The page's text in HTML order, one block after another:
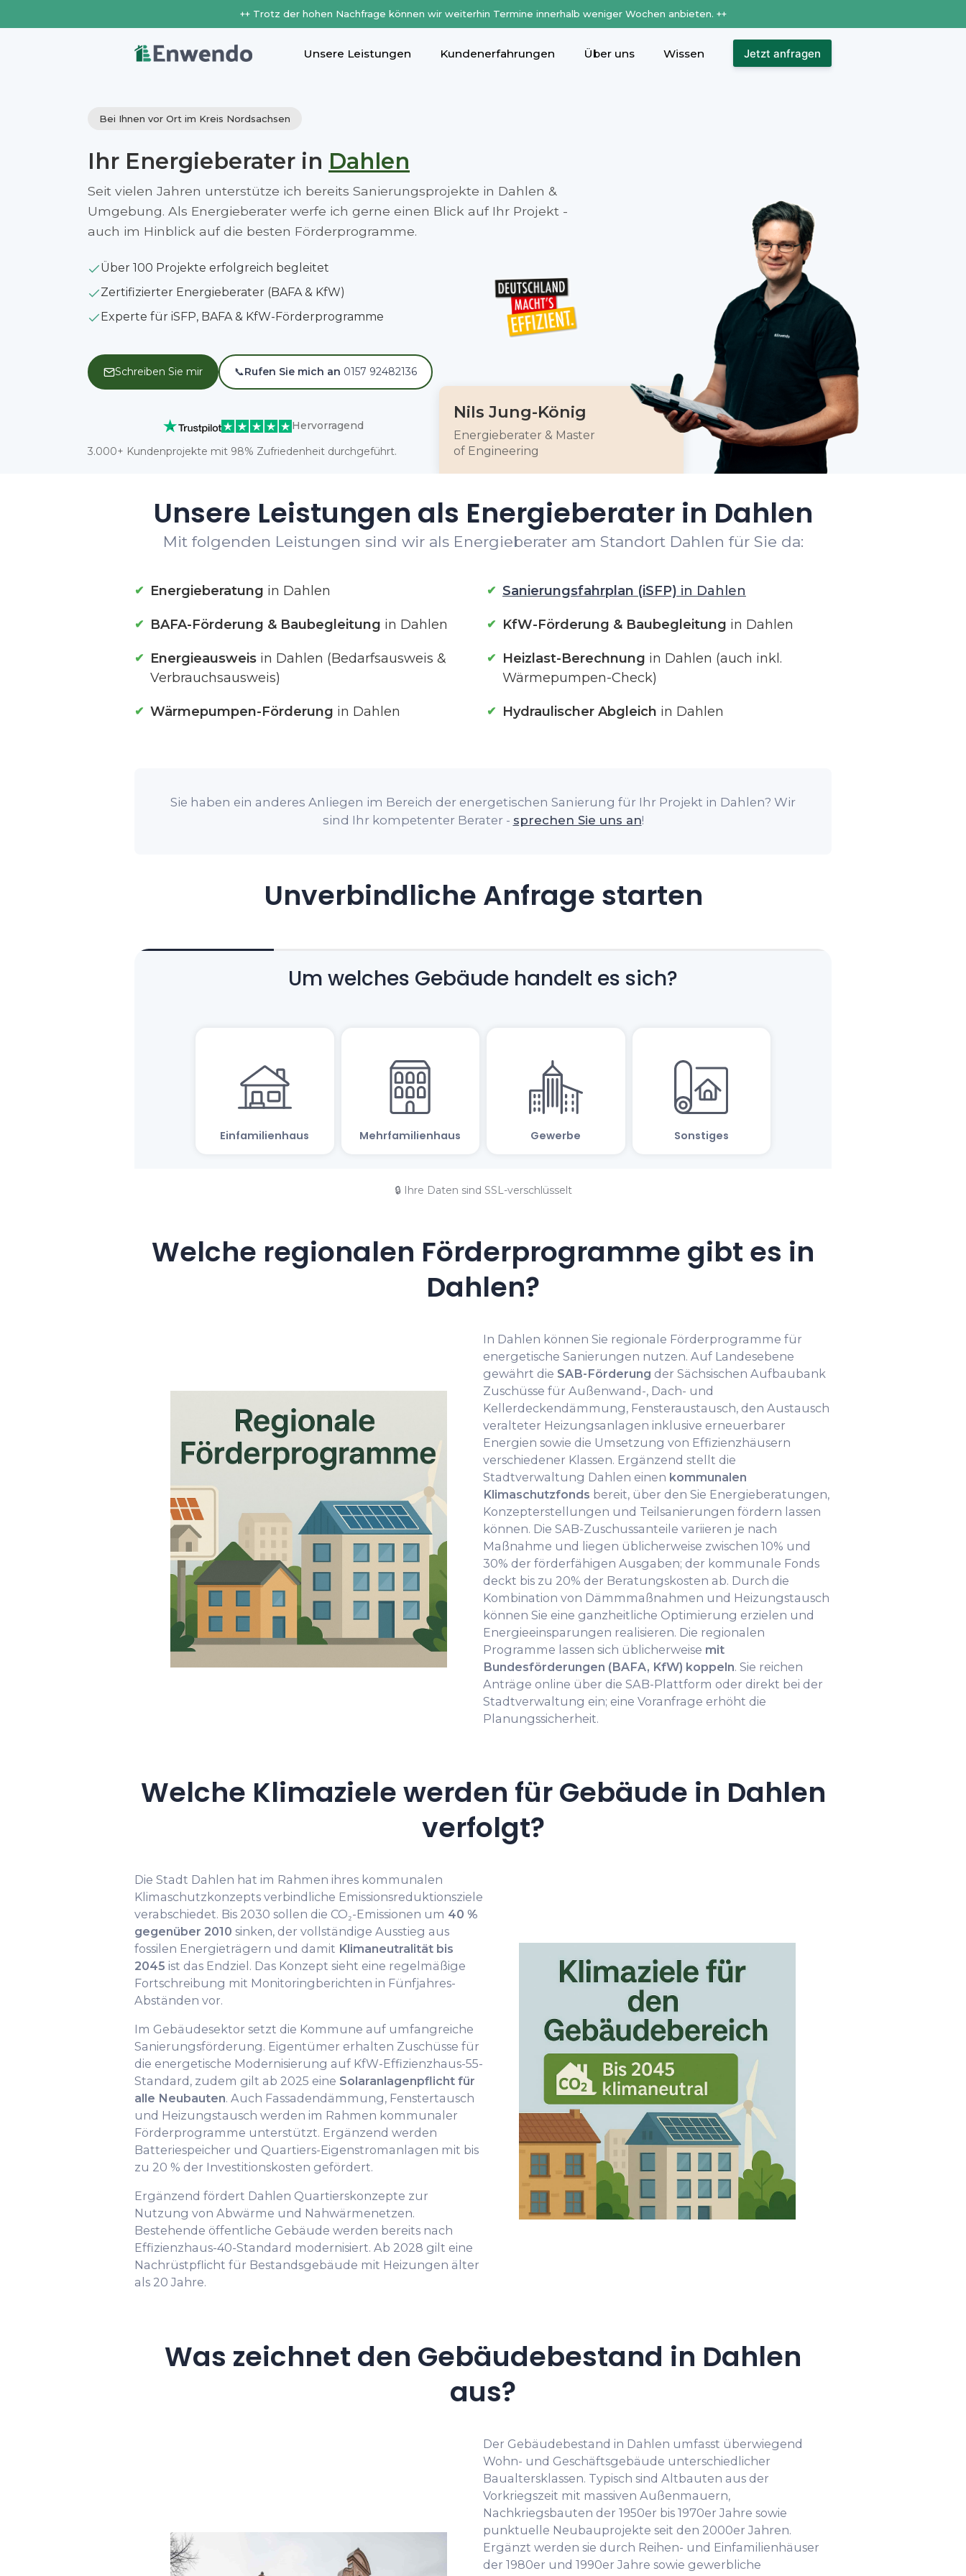
++ Trotz der hohen Nachfrage können wir weiterhin Termine innerhalb weniger Wochen anbieten. ++
Unsere Leistungen Kundenerfahrungen Über uns Wissen Jetzt anfragen
Bei Ihnen vor Ort im Kreis Nordsachsen
Ihr Energieberater in Dahlen
Seit vielen Jahren unterstütze ich bereits Sanierungsprojekte in Dahlen &
Umgebung. Als Energieberater werfe ich gerne einen Blick auf Ihr Projekt -
auch im Hinblick auf die besten Förderprogramme.
Über 100 Projekte erfolgreich begleitet
Zertifizierter Energieberater (BAFA & KfW)
Experte für iSFP, BAFA & KfW-Förderprogramme
Schreiben Sie mir 📞Rufen Sie mich an 0157 92482136
Hervorragend
3.000+ Kundenprojekte mit 98% Zufriedenheit durchgeführt.
Nils Jung-König
Energieberater & Master
of Engineering
Unsere Leistungen als Energieberater in Dahlen
Mit folgenden Leistungen sind wir als Energieberater am Standort Dahlen für Sie da:
Energieberatung in Dahlen Sanierungsfahrplan (iSFP) in Dahlen
BAFA-Förderung & Baubegleitung in Dahlen KfW-Förderung & Baubegleitung in Dahlen
Energieausweis in Dahlen (Bedarfsausweis &
Verbrauchsausweis)
Heizlast-Berechnung in Dahlen (auch inkl.
Wärmepumpen-Check)
Wärmepumpen-Förderung in Dahlen Hydraulischer Abgleich in Dahlen
Sie haben ein anderes Anliegen im Bereich der energetischen Sanierung für Ihr Projekt in Dahlen? Wir
sind Ihr kompetenter Berater - sprechen Sie uns an!
Unverbindliche Anfrage starten
🔒 Ihre Daten sind SSL-verschlüsselt
Welche regionalen Förderprogramme gibt es in
Dahlen?
In Dahlen können Sie regionale Förderprogramme für
energetische Sanierungen nutzen. Auf Landesebene
gewährt die SAB-Förderung der Sächsischen Aufbaubank
Zuschüsse für Außenwand-, Dach- und
Kellerdeckendämmung, Fensteraustausch, den Austausch
veralteter Heizungsanlagen inklusive erneuerbarer
Energien sowie die Umsetzung von Effizienzhäusern
verschiedener Klassen. Ergänzend stellt die
Stadtverwaltung Dahlen einen kommunalen
Klimaschutzfonds bereit, über den Sie Energieberatungen,
Konzepterstellungen und Teilsanierungen fördern lassen
können. Die SAB-Zuschussanteile variieren je nach
Maßnahme und liegen üblicherweise zwischen 10% und
30% der förderfähigen Ausgaben; der kommunale Fonds
deckt bis zu 20% der Beratungskosten ab. Durch die
Kombination von Dämmmaßnahmen und Heizungstausch
können Sie eine ganzheitliche Optimierung erzielen und
Energieeinsparungen realisieren. Die regionalen
Programme lassen sich üblicherweise mit
Bundesförderungen (BAFA, KfW) koppeln. Sie reichen
Anträge online über die SAB-Plattform oder direkt bei der
Stadtverwaltung ein; eine Voranfrage erhöht die
Planungssicherheit.
Welche Klimaziele werden für Gebäude in Dahlen
verfolgt?
Die Stadt Dahlen hat im Rahmen ihres kommunalen
Klimaschutzkonzepts verbindliche Emissionsreduktionsziele
verabschiedet. Bis 2030 sollen die CO₂-Emissionen um 40 %
gegenüber 2010 sinken, der vollständige Ausstieg aus
fossilen Energieträgern und damit Klimaneutralität bis
2045 ist das Endziel. Das Konzept sieht eine regelmäßige
Fortschreibung mit Monitoringberichten in Fünfjahres-
Abständen vor.
Im Gebäudesektor setzt die Kommune auf umfangreiche
Sanierungsförderung. Eigentümer erhalten Zuschüsse für
die energetische Modernisierung auf KfW-Effizienzhaus-55-
Standard, zudem gilt ab 2025 eine Solaranlagenpflicht für
alle Neubauten. Auch Fassadendämmung, Fenstertausch
und Heizungstausch werden im Rahmen kommunaler
Förderprogramme unterstützt. Ergänzend werden
Batteriespeicher und Quartiers-Eigenstromanlagen mit bis
zu 20 % der Investitionskosten gefördert.
Ergänzend fördert Dahlen Quartierskonzepte zur
Nutzung von Abwärme und Nahwärmenetzen.
Bestehende öffentliche Gebäude werden bereits nach
Effizienzhaus-40-Standard modernisiert. Ab 2028 gilt eine
Nachrüstpflicht für Bestandsgebäude mit Heizungen älter
als 20 Jahre.
Was zeichnet den Gebäudebestand in Dahlen
aus?
Der Gebäudebestand in Dahlen umfasst überwiegend
Wohn- und Geschäftsgebäude unterschiedlicher
Baualtersklassen. Typisch sind Altbauten aus der
Vorkriegszeit mit massiven Außenmauern,
Nachkriegsbauten der 1950er bis 1970er Jahre sowie
punktuelle Neubauprojekte seit den 2000er Jahren.
Ergänzt werden sie durch Reihen- und Einfamilienhäuser
der 1980er und 1990er Jahre sowie gewerbliche